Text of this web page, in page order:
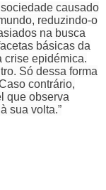
causado
reduzindo-o
na busca
básicas da
crise epidémica.
Só dessa forma
contrário,
que observa
sua volta.”